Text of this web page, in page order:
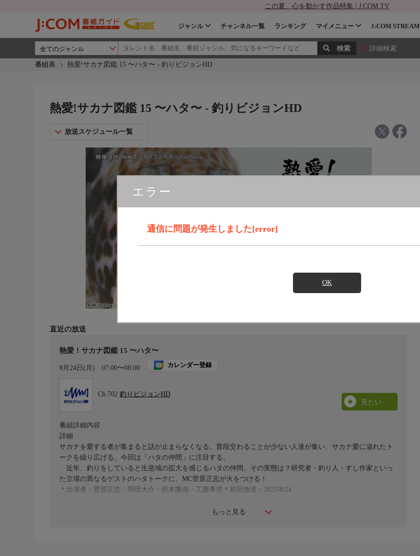
この夏、心を動かす作品特集 | J:COM TV
ジャンル チャンネル一覧 ランキング マイメニュー J:COM STREAM
詳細検索
番組表 熱愛!サカナ図鑑 15 〜ハタ〜 - 釣りビジョンHD
エラー
通信に問題が発生しました[error]
OK
熱愛!サカナ図鑑 15 〜ハタ〜 - 釣りビジョンHD
放送スケジュール一覧
直近の放送
熱愛！サカナ図鑑 15 〜ハタ〜
8月24日(月) 07:00〜08:00 カレンダー登録
Ch.702 釣りビジョンHD
見たい
もっと見る
番組詳細内容
詳細
サカナを愛する者が集まると話が止まらなくなる。普段交わることが少ない人達が集い、サカナ愛に溢れたト
ークを繰り広げる。今回は「ハタの仲間」に注目する。
近年、釣りをしていると生息域の拡大を感じるハタの仲間。その実態は？研究者・釣り人・すし作家といっ
た立場の異なるゲストのハタトークに、MC菅原正志が火をつける！
＊出演者：菅原正志・岡田大介・折本隆由・工藤孝浩＊初回放送：2025/8/24